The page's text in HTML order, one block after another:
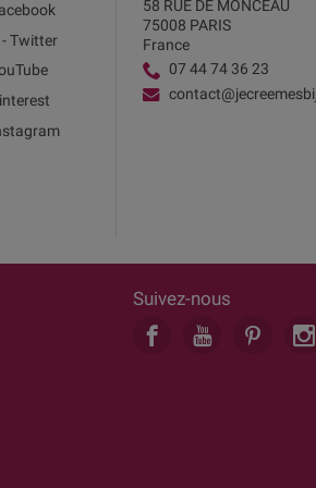
- Twitter
58 RUE DE MONCEAU
75008 PARIS
France
07 44 74 36 23
Suivez-nous